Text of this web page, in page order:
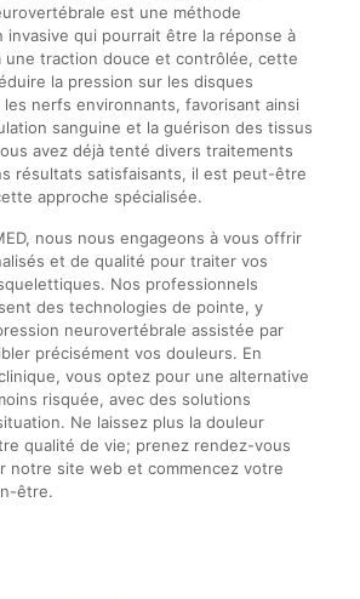
est une méthode
invasive qui pourrait être la réponse à
une traction douce et contrôlée, cette
la pression sur les disques
nerfs environnants, favorisant ainsi
sanguine et la guérison des tissus
avez déjà tenté divers traitements
résultats satisfaisants, il est peut-être
approche spécialisée.
nous nous engageons à vous offrir
et de qualité pour traiter vos
Nos professionnels
des technologies de pointe, y
neurovertébrale assistée par
précisément vos douleurs. En
vous optez pour une alternative
risquée, avec des solutions
Ne laissez plus la douleur
qualité de vie; prenez rendez-vous
notre site web et commencez votre
être.